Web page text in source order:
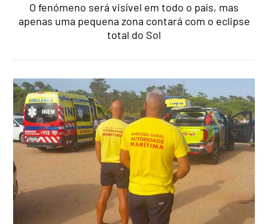
O fenómeno será visível em todo o país, mas
apenas uma pequena zona contará com o eclipse
total do Sol